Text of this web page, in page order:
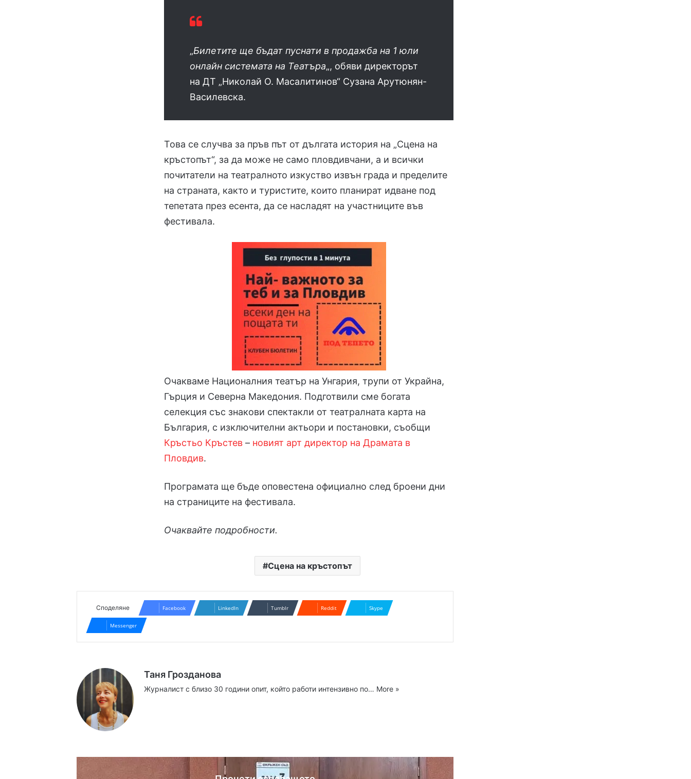
„Билетите ще бъдат пуснати в продажба на 1 юли
онлайн системата на Театъра„, обяви директорът
на ДТ „Николай О. Масалитинов“ Сузана Арутюнян-
Василевска.
Това се случва за пръв път от дългата история на „Сцена на
кръстопът“, за да може не само пловдивчани, а и всички
почитатели на театралното изкуство извън града и пределите
на страната, както и туристите, които планират идване под
тепетата през есента, да се насладят на участниците във
фестивала.
Очакваме Националния театър на Унгария, трупи от Украйна,
Гърция и Северна Македония. Подготвили сме богата
селекция със знакови спектакли от театралната карта на
България, с изключителни актьори и постановки, съобщи
Кръстьо Кръстев– новият арт директор на Драмата в
Пловдив.
Програмата ще бъде оповестена официално след броени дни
на страниците на фестивала.
Очаквайте подробности.
Сцена на кръстопът
Споделяне Facebook LinkedIn Tumblr Reddit Skype
Messenger
Таня Грозданова
Журналист с близо 30 години опит, който работи интензивно по… More »